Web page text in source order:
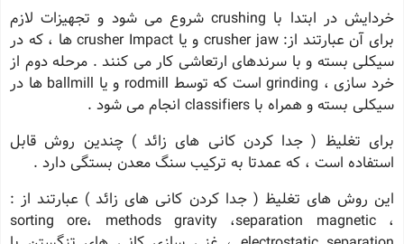
خردایش در ابتدا با crushing شروع می شود و تجهیزات لازم
برای آن عبارتند از: crusher jaw و یا crusher Impact ها ، که در
سیکلی بسته و با سرندهای ارتعاشی کار می کنند . مرحله دوم از
خرد سازی ، grinding است که توسط rodmill و یا ballmill ها در
سیکلی بسته و همراه با classifiers انجام می شود .
برای تغلیظ ( جدا کردن کانی های زائد ) چندین روش قابل
استفاده است ، که عمدتا به ترکیب سنگ معدن بستگی دارد .
این روش های تغلیظ ( جدا کردن کانی های زائد ) عبارتند از :
sorting ore، methods gravity ،separation magnetic ،